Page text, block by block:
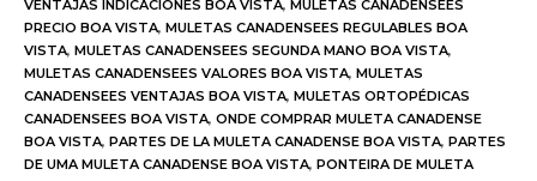
VENTAJAS INDICACIONES BOA VISTA, MULETAS CANADENSEES
PRECIO BOA VISTA, MULETAS CANADENSEES REGULABLES BOA
VISTA, MULETAS CANADENSEES SEGUNDA MANO BOA VISTA,
MULETAS CANADENSEES VALORES BOA VISTA, MULETAS
CANADENSEES VENTAJAS BOA VISTA, MULETAS ORTOPÉDICAS
CANADENSEES BOA VISTA, ONDE COMPRAR MULETA CANADENSE
BOA VISTA, PARTES DE LA MULETA CANADENSE BOA VISTA, PARTES
DE UMA MULETA CANADENSE BOA VISTA, PONTEIRA DE MULETA